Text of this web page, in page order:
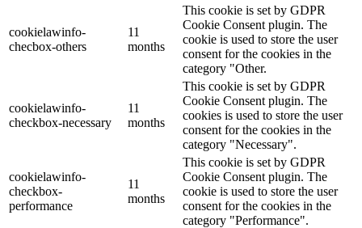
cookielawinfo-
checbox-others
11
months
This cookie is set by GDPR
Cookie Consent plugin. The
cookie is used to store the user
consent for the cookies in the
category "Other.
cookielawinfo-
checkbox-necessary
11
months
This cookie is set by GDPR
Cookie Consent plugin. The
cookies is used to store the user
consent for the cookies in the
category "Necessary".
cookielawinfo-
checkbox-
performance
11
months
This cookie is set by GDPR
Cookie Consent plugin. The
cookie is used to store the user
consent for the cookies in the
category "Performance".